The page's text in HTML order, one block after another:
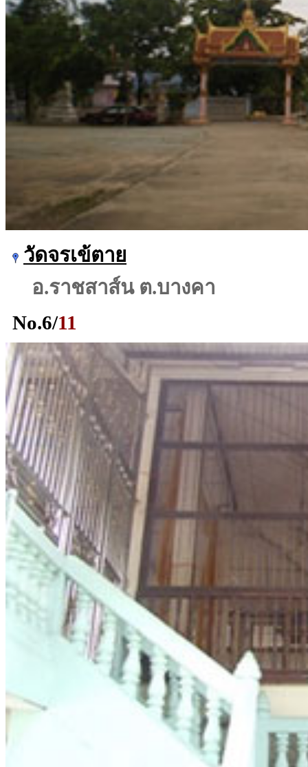
วัดจรเข้ตาย
อ.ราชสาส์น ต.บางคา
No.6/11